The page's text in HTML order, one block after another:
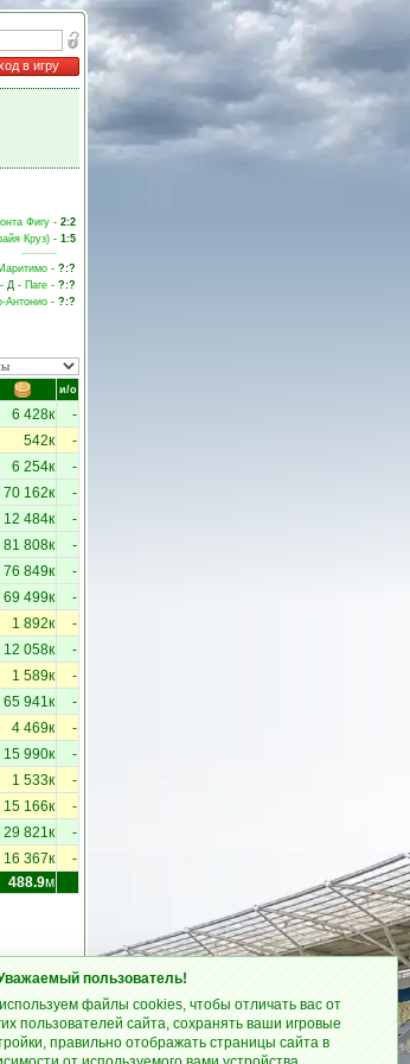
в игру
Фигу - 2:2
Круз) - 1:5
- ?:?
- Д - Паге - ?:?
Антонио - ?:?
и/о
6 428к -
542к -
6 254к -
70 162к -
12 484к -
81 808к -
76 849к -
69 499к -
1 892к -
12 058к -
1 589к -
65 941к -
4 469к -
15 990к -
1 533к -
15 166к -
29 821к -
16 367к -
488.9м
пользователь!
файлы cookies, чтобы отличать вас от
пользователей сайта, сохранять ваши игровые
правильно отображать страницы сайта в